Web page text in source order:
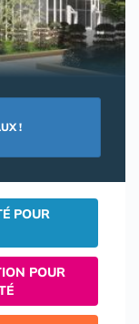
!
POUR
POUR